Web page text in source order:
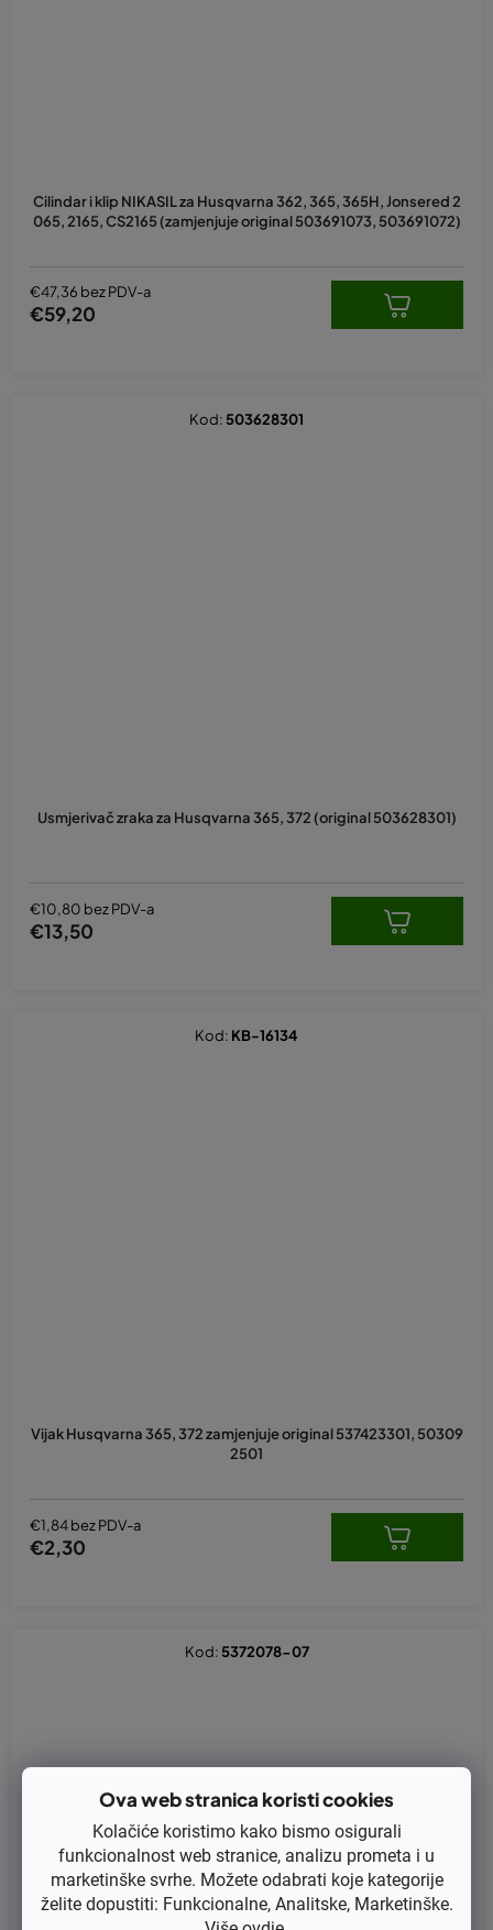
Ova web stranica koristi cookies
Kolačiće koristimo kako bismo osigurali
funkcionalnost web stranice, analizu prometa i u
marketinške svrhe. Možete odabrati koje kategorije
želite dopustiti: Funkcionalne, Analitske, Marketinške.
Cilindar i klip NIKASIL za Husqvarna 362, 365, 365H, Jonsered 2
065, 2165, CS2165 (zamjenjuje original 503691073, 503691072)
€47,36 bez PDV-a
€59,20
Usmjerivač zraka za Husqvarna 365, 372 (original 503628301)
€10,80 bez PDV-a
€13,50
Kod: 503628301
Vijak Husqvarna 365, 372 zamjenjuje original 537423301, 50309
2501
€1,84 bez PDV-a
€2,30
Kod: KB-16134
Kod: 5372078-07